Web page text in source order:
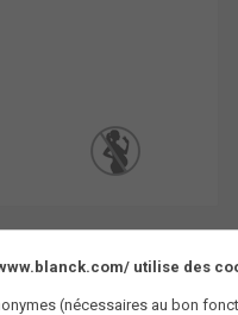
utilise des
(nécessaires au bon